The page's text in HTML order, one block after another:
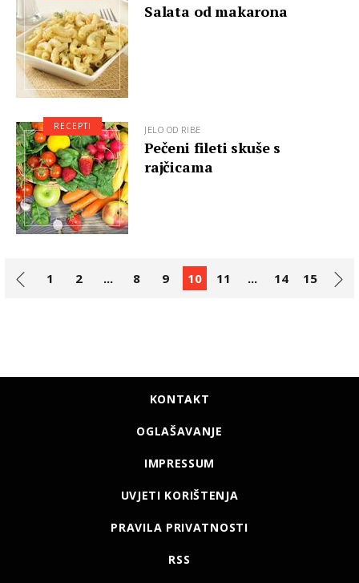
Salata od makarona
JELO OD RIBE
Pečeni fileti skuše s
rajčicama
RECEPTI
1 2 ... 8 9 10 11 ... 14 15
KONTAKT
OGLAŠAVANJE
IMPRESSUM
UVJETI KORIŠTENJA
PRAVILA PRIVATNOSTI
RSS